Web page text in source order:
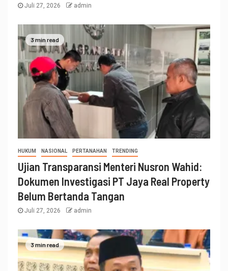
Juli 27, 2026 admin
3 min read
HUKUM NASIONAL PERTANAHAN TRENDING
Ujian Transparansi Menteri Nusron Wahid:
Dokumen Investigasi PT Jaya Real Property
Belum Bertanda Tangan
Juli 27, 2026 admin
3 min read